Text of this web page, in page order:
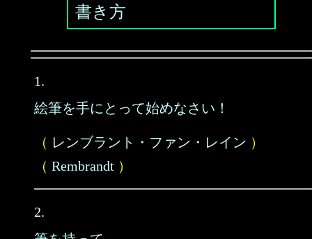
書き方
1.
絵筆を手にとって始めなさい！
（ レンブラント・ファン・レイン ）
（ Rembrandt ）
2.